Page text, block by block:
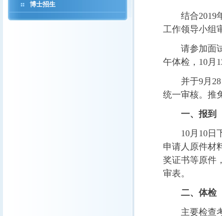
博士招生
结合2019
工作领导小组
请参加面
午体检， 10月
并于9月 28
统一审核。推
一、报到
10月 10 日
申请人原件材
奖证书等原件
审表。
二、体检
主要检查